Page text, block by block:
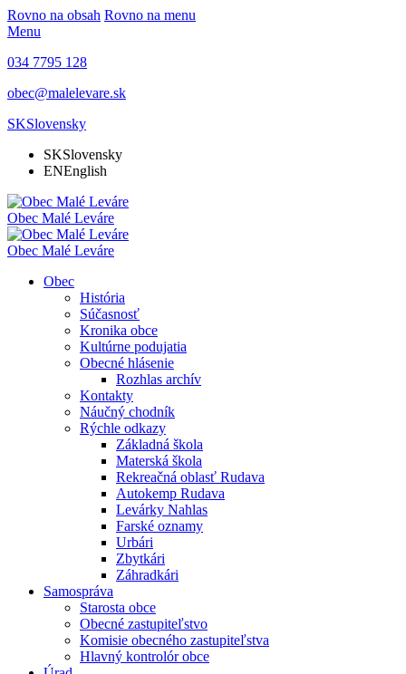
Rovno na obsah Rovno na menu
Menu
034 7795 128
obec@malelevare.sk
SKSlovensky
SKSlovensky
ENEnglish
Obec Malé Leváre
Obec Malé Leváre
Obec
História
Súčasnosť
Kronika obce
Kultúrne podujatia
Obecné hlásenie
Rozhlas archív
Kontakty
Náučný chodník
Rýchle odkazy
Základná škola
Materská škola
Rekreačná oblasť Rudava
Autokemp Rudava
Levárky Nahlas
Farské oznamy
Urbári
Zbytkári
Záhradkári
Samospráva
Starosta obce
Obecné zastupiteľstvo
Komisie obecného zastupiteľstva
Hlavný kontrolór obce